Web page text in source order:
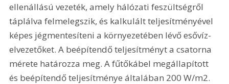
ellenállású vezeték, amely hálózati feszültségről
táplálva felmelegszik, és kalkulált teljesítményével
képes jégmentesíteni a környezetében lévő esővíz-
elvezetőket. A beépítendő teljesítményt a csatorna
mérete határozza meg. A fűtőkábel megállapított
és beépítendő teljesítménye általában 200 W/m2.